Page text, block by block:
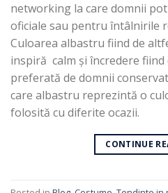
networking la care domnii
oficiale sau pentru întâlnirile
Culoarea albastru fiind de
inspiră calm și încredere
preferată de domnii
care albastru reprezintă o
folosită cu diferite ocazii.
CONTINUE